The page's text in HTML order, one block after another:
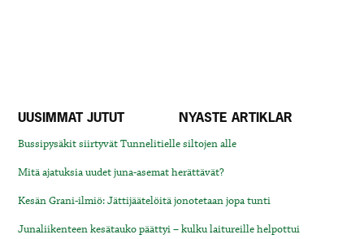
UUSIMMAT JUTUT NYASTE ARTIKLAR
Bussipysäkit siirtyvät Tunnelitielle siltojen alle
Mitä ajatuksia uudet juna-asemat herättävät?
Kesän Grani-ilmiö: Jättijäätelöitä jonotetaan jopa tunti
Junaliikenteen kesätauko päättyi – kulku laitureille helpottui